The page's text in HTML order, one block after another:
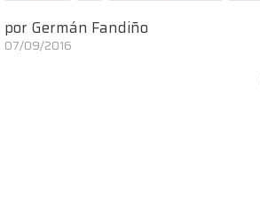
por Germán Fandiño
07/09/2016